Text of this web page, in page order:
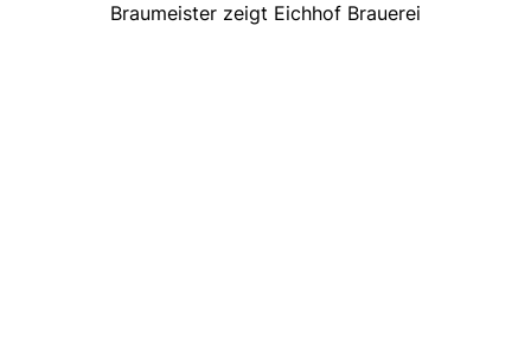
Braumeister zeigt Eichhof Brauerei